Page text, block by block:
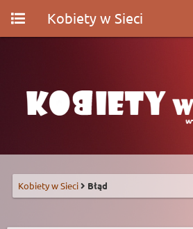
Kobiety w Sieci
Kobiety w Sieci Błąd